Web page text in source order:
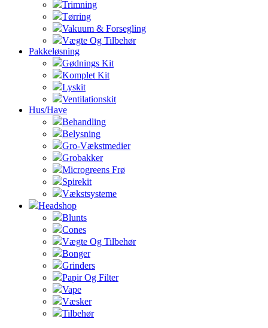
Trimning
Tørring
Vakuum & Forsegling
Vægte Og Tilbehør
Pakkeløsning
Gødnings Kit
Komplet Kit
Lyskit
Ventilationskit
Hus/Have
Behandling
Belysning
Gro-Vækstmedier
Grobakker
Microgreens Frø
Spirekit
Vækstsysteme
Headshop
Blunts
Cones
Vægte Og Tilbehør
Bonger
Grinders
Papir Og Filter
Vape
Væsker
Tilbehør